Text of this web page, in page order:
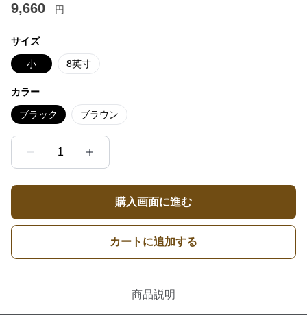
9,660 円
サイズ
小 8英寸
カラー
ブラック ブラウン
1
購入画面に進む
カートに追加する
商品説明